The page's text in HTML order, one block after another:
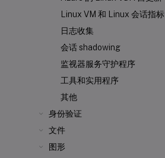
Linux VM 和 Linux 会话指标
日志收集
会话 shadowing
监视器服务守护程序
工具和实用程序
其他
身份验证
文件
图形